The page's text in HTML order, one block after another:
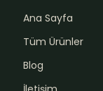
Ana Sayfa
Tüm Ürünler
Blog